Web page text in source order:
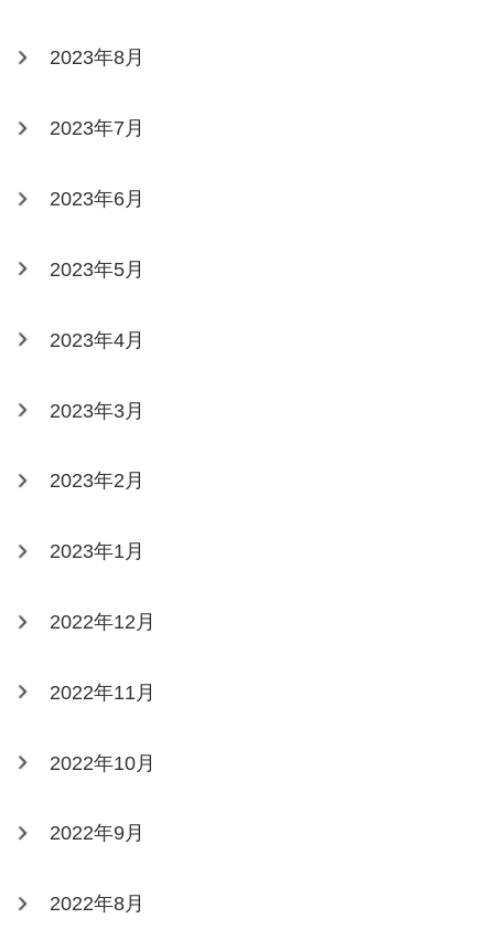
2023年8月
2023年7月
2023年6月
2023年5月
2023年4月
2023年3月
2023年2月
2023年1月
2022年12月
2022年11月
2022年10月
2022年9月
2022年8月